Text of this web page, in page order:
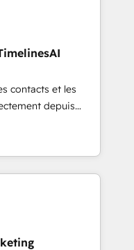
contacts et les
depuis